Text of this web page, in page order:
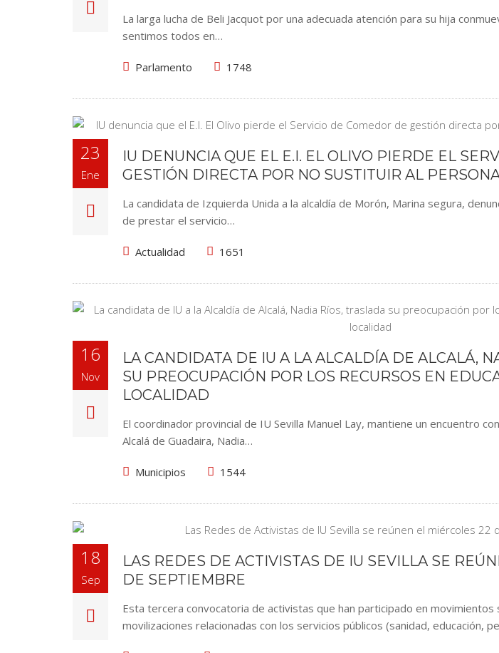
La larga lucha de Beli Jacquot por una adecuada atención para su hija
sentimos todos en…
Parlamento 1748
23
Ene
IU DENUNCIA QUE EL E.I. EL OLIVO PIERDE EL
GESTIÓN DIRECTA POR NO SUSTITUIR AL
La candidata de Izquierda Unida a la alcaldía de Morón, Marina segura,
de prestar el servicio…
Actualidad 1651
16
Nov
LA CANDIDATA DE IU A LA ALCALDÍA DE ALCALÁ,
SU PREOCUPACIÓN POR LOS RECURSOS EN
LOCALIDAD
El coordinador provincial de IU Sevilla Manuel Lay, mantiene un encuentro
Alcalá de Guadaira, Nadia…
Municipios 1544
18
Sep
LAS REDES DE ACTIVISTAS DE IU SEVILLA SE
DE SEPTIEMBRE
Esta tercera convocatoria de activistas que han participado en
movilizaciones relacionadas con los servicios públicos (sanidad, educación,